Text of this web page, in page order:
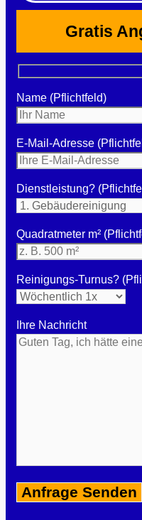
Gratis
Name (Pflichtfeld)
E-Mail-Adresse
Dienstleistung?
Quadratmeter m²
Reinigungs-Turnus?
Ihre Nachricht